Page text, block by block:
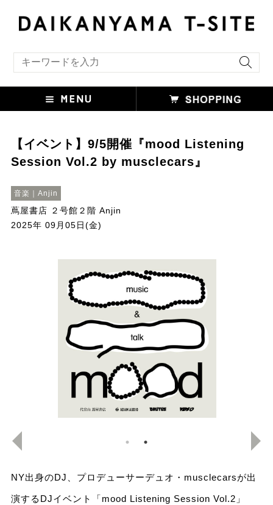
【イベント】9/5開催『mood Listening
Session Vol.2 by musclecars』
音楽｜Anjin
蔦屋書店 ２号館２階 Anjin
2025年 09月05日(金)
NY出身のDJ、プロデューサーデュオ・musclecarsが出
演するDJイベント「mood Listening Session Vol.2」